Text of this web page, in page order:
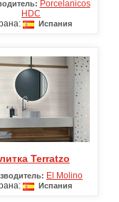
Porcelanicos
HDC
Испания
Плитка Terratzo
El Molino
Испания